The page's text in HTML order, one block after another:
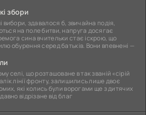
збори
вибори, здавалося б, звичайна подія,
на поле битви, напруга досягає
сина вчительки стає іскрою, що
обурення серед батьків. Вони впевнені —
селі, що розташоване в так званій «сірій
лінії фронту, залишились лише двоє
які колись були ворогами ще з дитячих
відрізане від благ